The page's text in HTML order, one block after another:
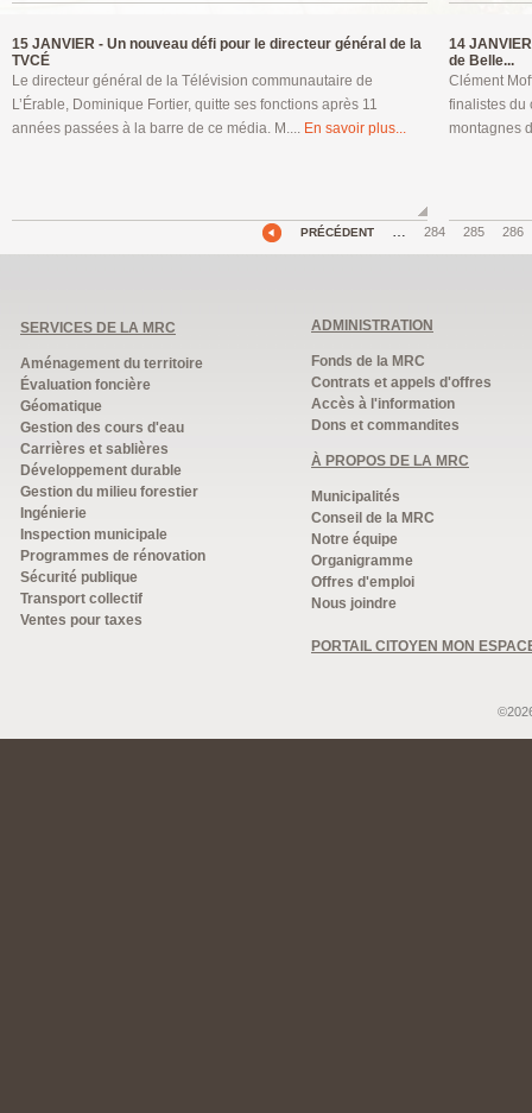
15 JANVIER - Un nouveau défi pour le directeur général de la
TVCÉ
Le directeur général de la Télévision communautaire de
L’Érable, Dominique Fortier, quitte ses fonctions après 11
années passées à la barre de ce média. M.... En savoir plus...
14
de Belle...
Clément
finalistes du
montagnes
PRÉCÉDENT … 284 285 286
SERVICES DE LA MRC
Aménagement du territoire
Évaluation foncière
Géomatique
Gestion des cours d'eau
Carrières et sablières
Développement durable
Gestion du milieu forestier
Ingénierie
Inspection municipale
Programmes de rénovation
Sécurité publique
Transport collectif
Ventes pour taxes
ADMINISTRATION
Fonds de la MRC
Contrats et appels d'offres
Accès à l'information
Dons et commandites
À PROPOS DE LA MRC
Municipalités
Conseil de la MRC
Notre équipe
Organigramme
Offres d'emploi
Nous joindre
PORTAIL CITOYEN MON